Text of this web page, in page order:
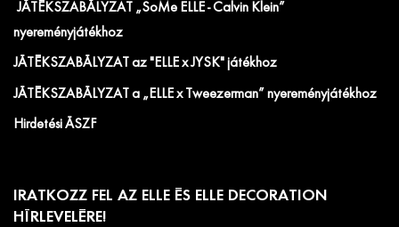
JÁTÉKSZABÁLYZAT „SoMe ELLE - Calvin Klein”
nyereményjátékhoz
JÁTÉKSZABÁLYZAT az "ELLE x JYSK" játékhoz
JÁTÉKSZABÁLYZAT a „ELLE x Tweezerman” nyereményjátékhoz
Hirdetési ÁSZF
IRATKOZZ FEL AZ ELLE ÉS ELLE DECORATION
HÍRLEVELÉRE!